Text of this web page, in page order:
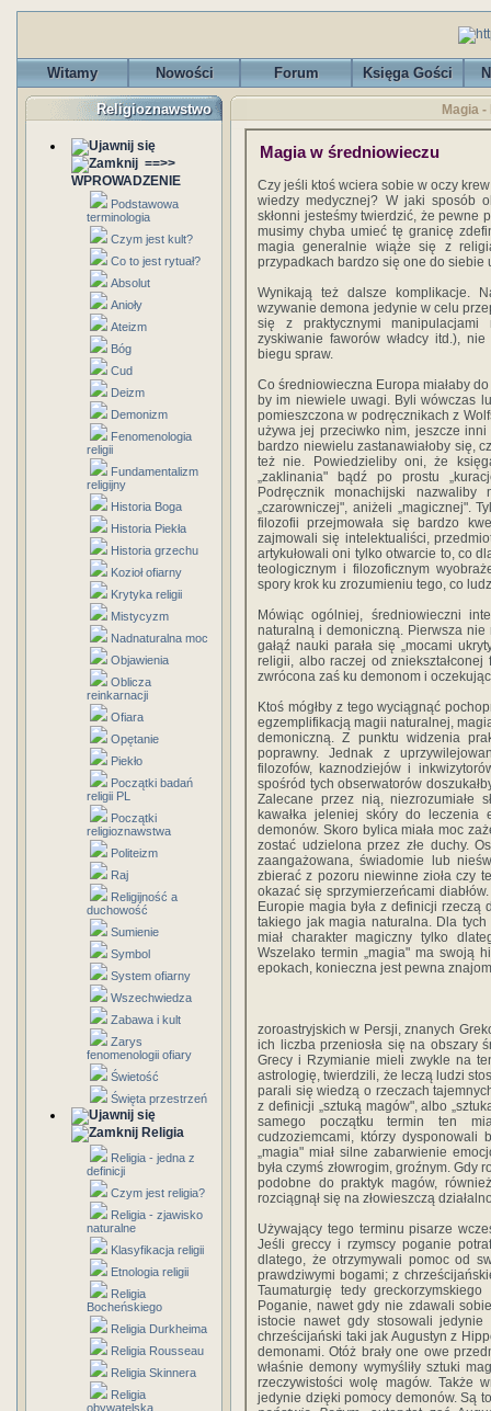
Witamy Nowości Forum Księga Gości
Religioznawstwo
==>>
WPROWADZENIE
Podstawowa
terminologia
Czym jest kult?
Co to jest rytuał?
Absolut
Anioły
Ateizm
Bóg
Cud
Deizm
Demonizm
Fenomenologia
religii
Fundamentalizm
religijny
Historia Boga
Historia Piekła
Historia grzechu
Kozioł ofiarny
Krytyka religii
Mistycyzm
Nadnaturalna moc
Objawienia
Oblicza
reinkarnacji
Ofiara
Opętanie
Piekło
Początki badań
religii PL
Początki
religioznawstwa
Politeizm
Raj
Religijność a
duchowość
Sumienie
Symbol
System ofiarny
Wszechwiedza
Zabawa i kult
Zarys
fenomenologii ofiary
Świetość
Święta przestrzeń
Religia
Religia - jedna z
definicji
Czym jest religia?
Religia - zjawisko
naturalne
Klasyfikacja religii
Etnologia religii
Religia
Bocheńskiego
Religia Durkheima
Religia Rousseau
Religia Skinnera
Religia
obywatelska
Magia
Magia w średniowieczu
Czy jeśli ktoś wciera sobie w oczy
wiedzy medycznej? W jaki sposób
skłonni jesteśmy twierdzić, że pewne
musimy chyba umieć tę granicę
magia generalnie wiąże się z
przypadkach bardzo się one do siebie
Wynikają też dalsze komplikacje.
wzywanie demona jedynie w celu
się z praktycznymi manipulacjami
zyskiwanie faworów władcy itd.),
biegu spraw.
Co średniowieczna Europa miałaby
by im niewiele uwagi. Byli wówczas
pomieszczona w podręcznikach z
używa jej przeciwko nim, jeszcze
bardzo niewielu zastanawiałoby się,
też nie. Powiedzieliby oni, że
„zaklinania" bądź po prostu
Podręcznik monachijski nazwaliby
„czarowniczej", aniżeli „magicznej".
filozofii przejmowała się bardzo
zajmowali się intelektualiści,
artykułowali oni tylko otwarcie to, co
teologicznym i filozoficznym
spory krok ku zrozumieniu tego, co
Mówiąc ogólniej, średniowieczni
naturalną i demoniczną. Pierwsza nie
gałąź nauki parała się „mocami
religii, albo raczej od
zwrócona zaś ku demonom i
Ktoś mógłby z tego wyciągnąć
egzemplifikacją magii naturalnej,
demoniczną. Z punktu widzenia
poprawny. Jednak z
filozofów, kaznodziejów i
spośród tych obserwatorów
Zalecane przez nią, niezrozumiałe
kawałka jeleniej skóry do
demonów. Skoro bylica miała moc
zostać udzielona przez złe duchy.
zaangażowana, świadomie lub
zbierać z pozoru niewinne zioła czy
okazać się sprzymierzeńcami
Europie magia była z definicji rzeczą
takiego jak magia naturalna. Dla tych
miał charakter magiczny tylko
Wszelako termin „magia" ma swoją
epokach, konieczna jest pewna
zoroastryjskich w Persji, znanych
ich liczba przeniosła się na obszary
Grecy i Rzymianie mieli zwykle na
astrologię, twierdzili, że leczą ludzi
parali się wiedzą o rzeczach
z definicji „sztuką magów", albo
samego początku termin ten
cudzoziemcami, którzy dysponowali
„magia" miał silne zabarwienie
była czymś złowrogim, groźnym.
podobne do praktyk magów,
rozciągnął się na złowieszczą
Używający tego terminu pisarze
Jeśli greccy i rzymscy poganie
dlatego, że otrzymywali pomoc od
prawdziwymi bogami; z
Taumaturgię tedy
Poganie, nawet gdy nie zdawali
istocie nawet gdy stosowali
chrześcijański taki jak Augustyn z
demonami. Otóż brały one owe
właśnie demony wymyśliły sztuki
rzeczywistości wolę magów. Także
jedynie dzięki pomocy demonów. Są